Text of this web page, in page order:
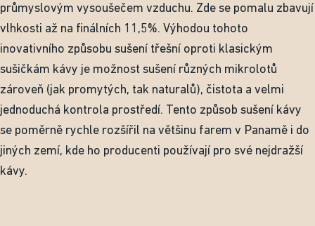
průmyslovým vysoušečem vzduchu. Zde se pomalu zbavují
vlhkosti až na finálních 11,5%. Výhodou tohoto
inovativního způsobu sušení třešní oproti klasickým
sušičkám kávy je možnost sušení různých mikrolotů
zároveň (jak promytých, tak naturalů), čistota a velmi
jednoduchá kontrola prostředí. Tento způsob sušení kávy
se poměrně rychle rozšířil na většinu farem v Panamě i do
jiných zemí, kde ho producenti používají pro své nejdražší
kávy.